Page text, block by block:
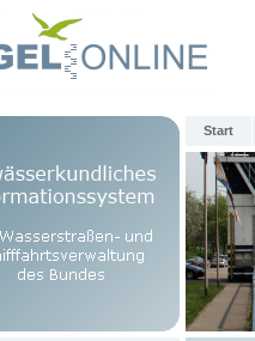
Start